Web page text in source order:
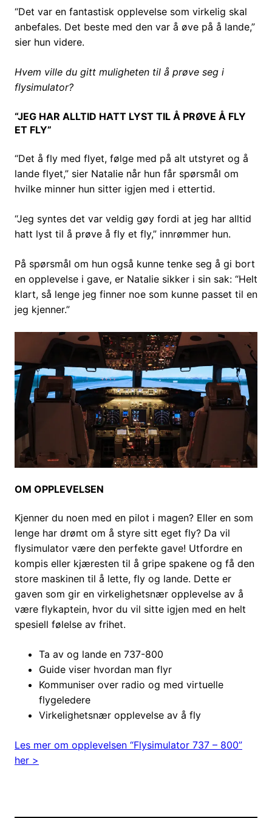
“Det var en fantastisk opplevelse som virkelig skal
anbefales. Det beste med den var å øve på å lande,”
sier hun videre.
Hvem ville du gitt muligheten til å prøve seg i
flysimulator?
“JEG HAR ALLTID HATT LYST TIL Å PRØVE Å FLY
ET FLY”
“Det å fly med flyet, følge med på alt utstyret og å
lande flyet,” sier Natalie når hun får spørsmål om
hvilke minner hun sitter igjen med i ettertid.
“Jeg syntes det var veldig gøy fordi at jeg har alltid
hatt lyst til å prøve å fly et fly,” innrømmer hun.
På spørsmål om hun også kunne tenke seg å gi bort
en opplevelse i gave, er Natalie sikker i sin sak: “Helt
klart, så lenge jeg finner noe som kunne passet til en
jeg kjenner.”
OM OPPLEVELSEN
Kjenner du noen med en pilot i magen? Eller en som
lenge har drømt om å styre sitt eget fly? Da vil
flysimulator være den perfekte gave! Utfordre en
kompis eller kjæresten til å gripe spakene og få den
store maskinen til å lette, fly og lande. Dette er
gaven som gir en virkelighetsnær opplevelse av å
være flykaptein, hvor du vil sitte igjen med en helt
spesiell følelse av frihet.
Ta av og lande en 737-800
Guide viser hvordan man flyr
Kommuniser over radio og med virtuelle
flygeledere
Virkelighetsnær opplevelse av å fly
Les mer om opplevelsen “Flysimulator 737 – 800”
her >